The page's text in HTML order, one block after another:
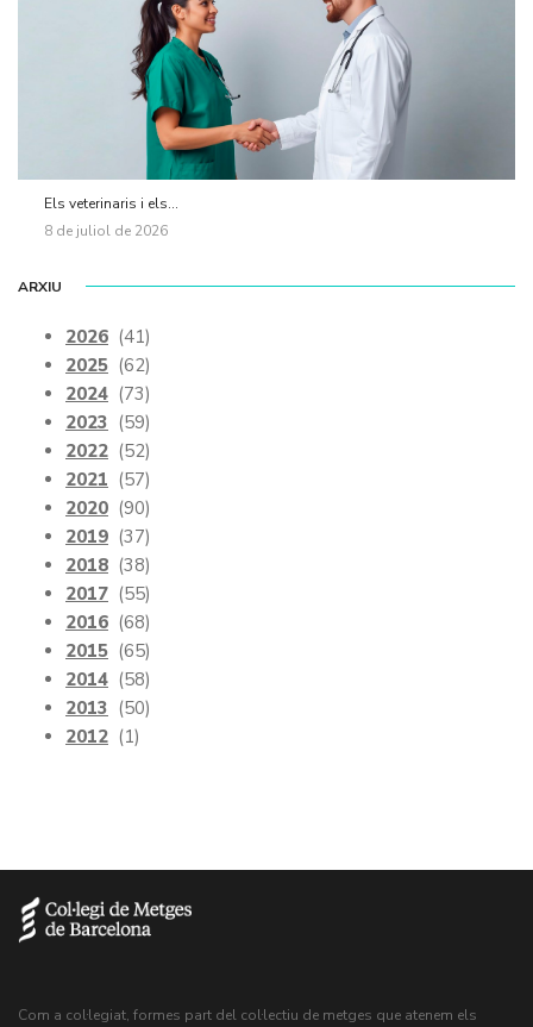
Els veterinaris i els...
8 de juliol de 2026
ARXIU
2026 (41)
2025 (62)
2024 (73)
2023 (59)
2022 (52)
2021 (57)
2020 (90)
2019 (37)
2018 (38)
2017 (55)
2016 (68)
2015 (65)
2014 (58)
2013 (50)
2012 (1)
Com a col·legiat, formes part del col·lectiu de metges que atenem els